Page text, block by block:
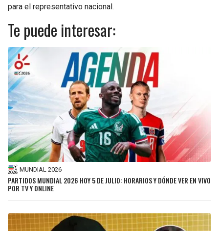
para el representativo nacional.
Te puede interesar:
MUNDIAL 2026
PARTIDOS MUNDIAL 2026 HOY 5 DE JULIO: HORARIOS Y DÓNDE VER EN VIVO
POR TV Y ONLINE